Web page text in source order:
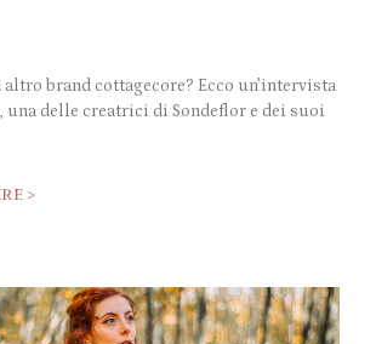
brand cottagecore? Ecco un’intervista
una delle creatrici di Sondeflor e dei suoi
>